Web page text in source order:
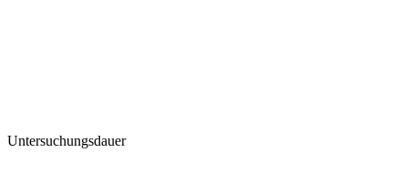
Untersuchungsdauer